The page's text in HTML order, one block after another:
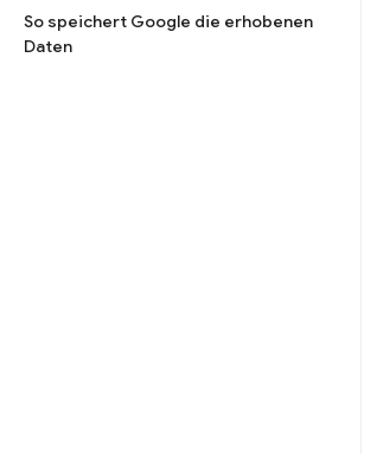
So speichert Google die erhobenen
Daten